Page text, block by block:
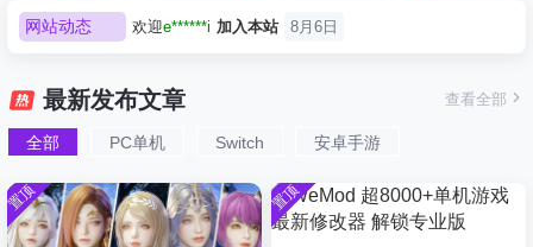
虚拟机版/Assassin’s Creed
HYPERVISOR》免安装中文
版
Knight》
Creed
拟机
速：地平
线
6（Forza
Horizon
6）免安装
中文版
心/Atomic
Heart》免
安装中文
n Desert
SOR）免
安装中文
版
9：安魂
）免安装
中文版
网站动态 欢迎e******i 加入本站
8月6日
欢迎 普洱
欢迎
0**3
欢迎c***s 加入本站
8月6日
欢迎j***j 加入本站
8月6日
欢迎 1******4 加入本站
8月5日
最新发布文章
全部 PC单机 Switch 安卓手游
查看全部
置顶 置顶